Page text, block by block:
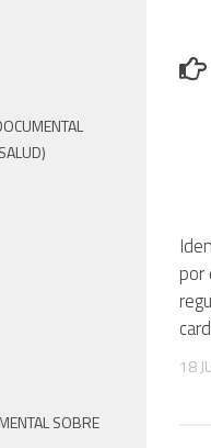
por
18
SOBRE